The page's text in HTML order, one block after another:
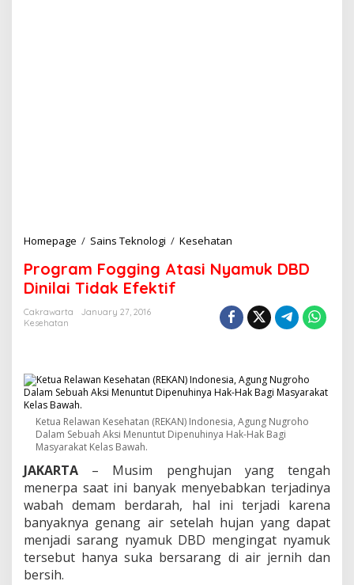
Homepage / Sains Teknologi / Kesehatan
o
a
m
g
i
g
A
s
i
y
a
m
Program Fogging Atasi Nyamuk DBD
Dinilai Tidak Efektif
Cakrawarta
January 27, 2016
Kesehatan
Ketua Relawan Kesehatan (REKAN) Indonesia, Agung Nugroho
Dalam Sebuah Aksi Menuntut Dipenuhinya Hak-Hak Bagi
Masyarakat Kelas Bawah.
JAKARTA – Musim penghujan yang tengah
menerpa saat ini banyak menyebabkan terjadinya
wabah demam berdarah, hal ini terjadi karena
banyaknya genang air setelah hujan yang dapat
menjadi sarang nyamuk DBD mengingat nyamuk
tersebut hanya suka bersarang di air jernih dan
bersih.